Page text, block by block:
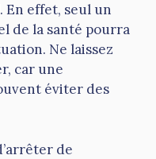
effet, seul un
de la santé pourra
Ne laissez
car une
éviter des
de